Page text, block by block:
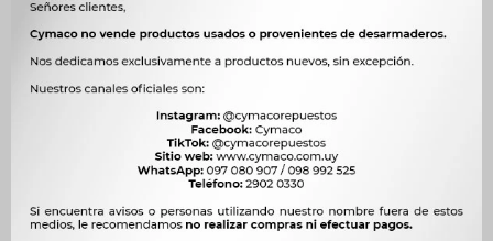
KIT DE DISTRIBUCION BYD
PARCIAL CADENA-TENSOR
F0 PEUGEOT 107 ARCO
$4.083 $ 4.184
KIT DE DISTRIBUCION
CITROEN - PEUGEOT C3
206 207 1.4 8V TU3JP
GATES
1.335 1.368